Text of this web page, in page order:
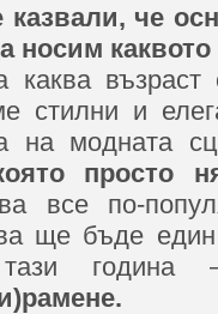
казвали, че
носим
каква
стилни и
на модната
просто
все по-
ще бъде един
тази